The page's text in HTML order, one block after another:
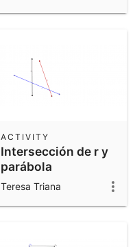
Intersección de r y
parábola
ACTIVITY
Teresa Triana